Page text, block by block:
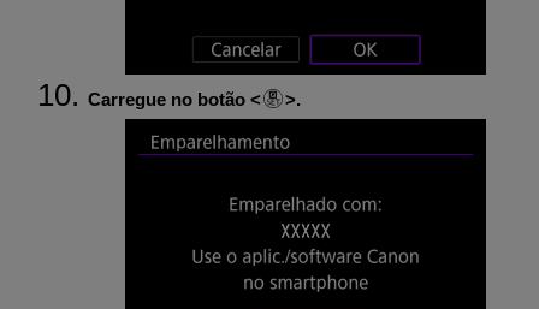
Carregue no botão .